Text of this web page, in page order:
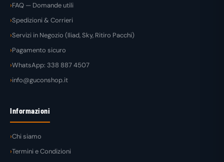
FAQ — Domande utili
Spedizioni & Corrieri
Servizi in Negozio (Iliad, Sky, Ritiro Pacchi)
Pagamento sicuro
WhatsApp: 338 887 4507
info@guconshop.it
Informazioni
Chi siamo
Termini e Condizioni